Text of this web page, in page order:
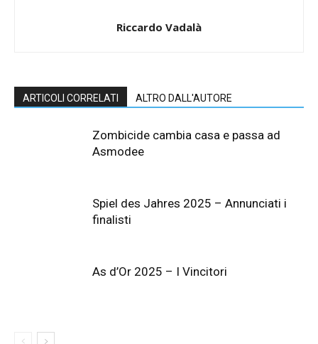
Riccardo Vadalà
ARTICOLI CORRELATI ALTRO DALL'AUTORE
Zombicide cambia casa e passa ad
Asmodee
Spiel des Jahres 2025 – Annunciati i
finalisti
As d’Or 2025 – I Vincitori